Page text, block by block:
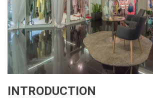
INTRODUCTION